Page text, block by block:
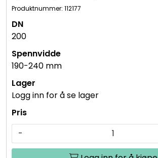
Produktnummer: 112177
200
190-240 mm
Logg inn for å se lager
-